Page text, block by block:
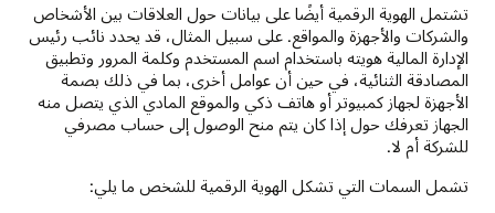
تشتمل الهوية الرقمية أيضًا على بيانات حول العلاقات بين الأشخاص
والشركات والأجهزة والمواقع. على سبيل المثال، قد يحدد نائب رئيس
الإدارة المالية هويته باستخدام اسم المستخدم وكلمة المرور وتطبيق
المصادقة الثنائية، في حين أن عوامل أخرى، بما في ذلك بصمة
الأجهزة لجهاز كمبيوتر أو هاتف ذكي والموقع المادي الذي يتصل منه
الجهاز تعرفك حول إذا كان يتم منح الوصول إلى حساب مصرفي
للشركة أم لا.
تشمل السمات التي تشكل الهوية الرقمية للشخص ما يلي: